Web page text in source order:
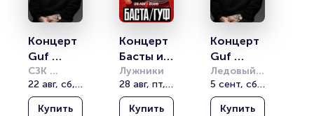
Концерт
Guf
«Прощал
ьный
тур»
СЗК
Звездный22 авг, сб, 19:00
Купить
Концерт
Басты и
Гуфа
Лужники
28 авг, пт, 19:00
Купить
Концерт
Guf
«Прощал
ьный
тур»
Ледовый
Дворец
Мурманск
5 сент, сб, 19:00
Купить